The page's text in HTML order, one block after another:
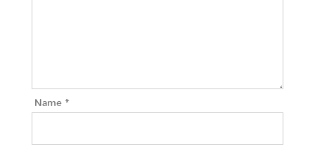
Name *